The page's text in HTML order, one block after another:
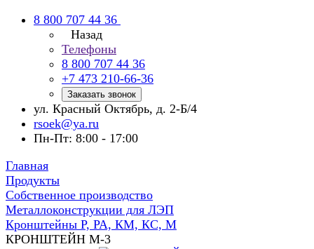
8 800 707 44 36
Назад
Телефоны
8 800 707 44 36
+7 473 210-66-36
Заказать звонок
ул. Красный Октябрь, д. 2-Б/4
rsoek@ya.ru
Пн-Пт: 8:00 - 17:00
Главная
Продукты
Собственное производство
Металлоконструкции для ЛЭП
Кронштейны Р, РА, КМ, КС, М
КРОНШТЕЙН М-3